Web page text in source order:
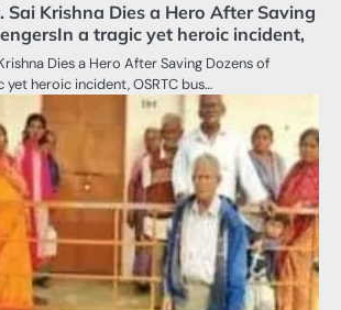
Sai Krishna Dies a Hero After Saving
a tragic yet heroic incident,
Dies a Hero After Saving Dozens of
yet heroic incident, OSRTC bus…